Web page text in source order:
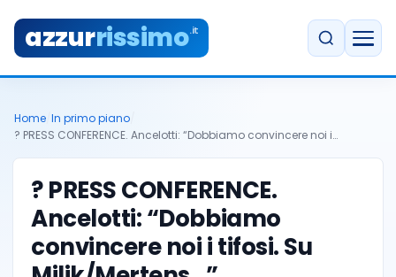
azzurrissimo.it
Home In primo piano
? PRESS CONFERENCE. Ancelotti: “Dobbiamo convincere noi i…
? PRESS CONFERENCE.
Ancelotti: “Dobbiamo
convincere noi i tifosi. Su